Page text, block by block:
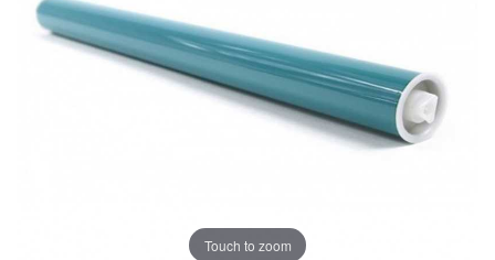
Touch to zoom